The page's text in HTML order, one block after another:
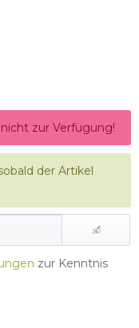
zur Verfügung!
der Artikel
zur Kenntnis